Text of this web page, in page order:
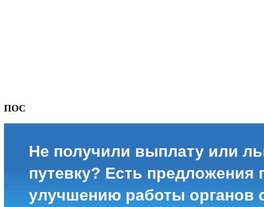
ПОС
Не получили выплату или
путевку? Есть предложения
улучшению работы органов